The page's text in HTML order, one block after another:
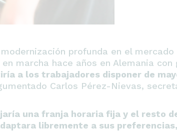
profunda en el mercado
marcha hace años en Alemania con
a los trabajadores disponer de
Carlos Pérez-Nievas,
una franja horaria fija y el resto
libremente a sus preferencias,